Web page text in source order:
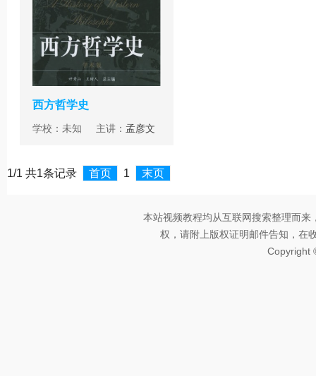
西方哲学史
学校：未知 主讲： 孟彦文
1/1 共1条记录 首页 1 末页
本站视频教程均从互联网搜索整理而
权，请附上版权证明邮件告知，在
Copyright